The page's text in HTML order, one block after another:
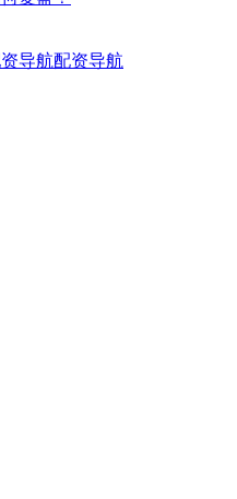
导航配资导航